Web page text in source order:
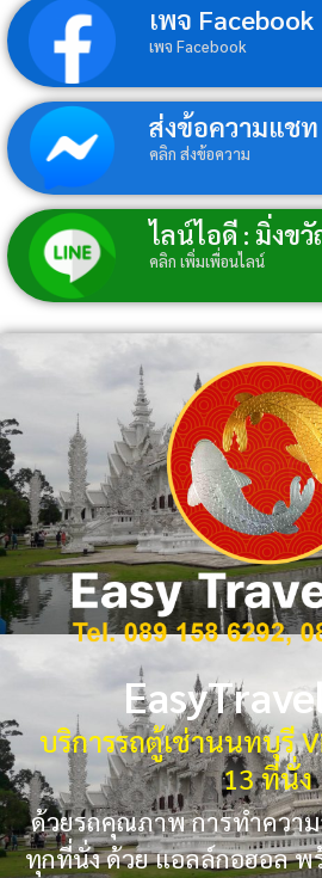
เพจ Facebook
เพจ Facebook
ส่งข้อความแชท
คลิก ส่งข้อความ
ไลน์ไอดี : มิ่งข
คลิก เพิ่มเพื่อนไลน์
บริการรถตู้เช่านนทบุรี
13 ที่นั่ง
ด้วยรถคุณภาพ การทำความ
ทุกที่นั่ง ด้วย แอลล์กอฮอล พ